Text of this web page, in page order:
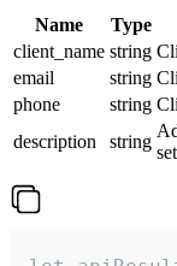
Name Type
client_name string
email
string
phone
string
description
string